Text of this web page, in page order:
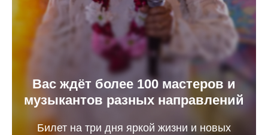
Вас ждёт более 100 мастеров и
музыкантов разных направлений
Билет на три дня яркой жизни и новых